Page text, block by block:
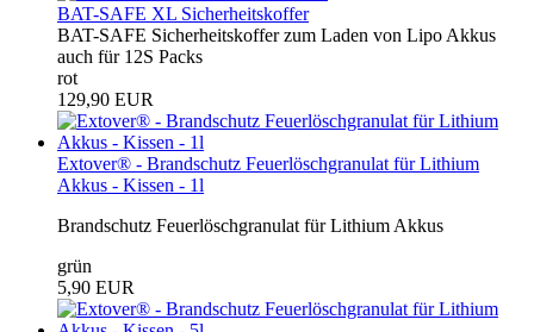
BAT-SAFE XL Sicherheitskoffer
BAT-SAFE Sicherheitskoffer zum Laden von Lipo Akkus
auch für 12S Packs
rot
129,90 EUR
Extover® - Brandschutz Feuerlöschgranulat für Lithium
Akkus - Kissen - 1l
Brandschutz Feuerlöschgranulat für Lithium Akkus
grün
5,90 EUR